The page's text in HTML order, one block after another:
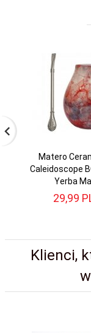
Matero
Caleidoscope
Yerba
29,99
Klienci,